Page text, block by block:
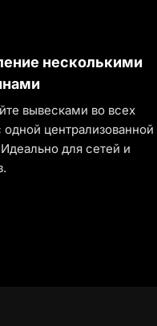
несколькими
вывесками во всех
одной централизованной
для сетей и